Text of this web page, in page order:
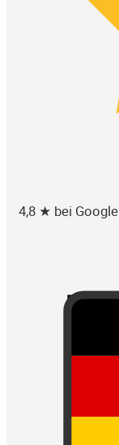
4,8 ★ bei Google